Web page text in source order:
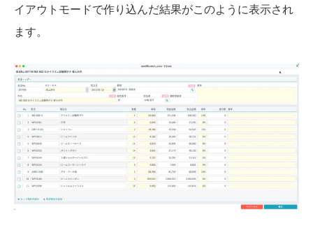
イアウトモードで作り込んだ結果がこのように表示され
ます。